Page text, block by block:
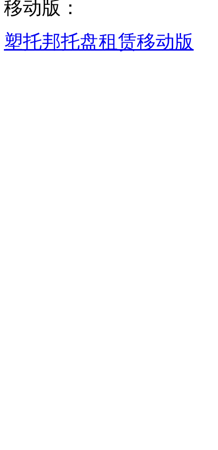
移动版：
塑托邦托盘租赁移动版